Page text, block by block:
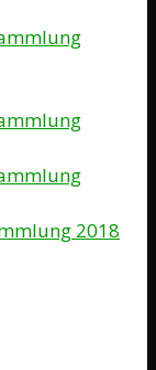
2018